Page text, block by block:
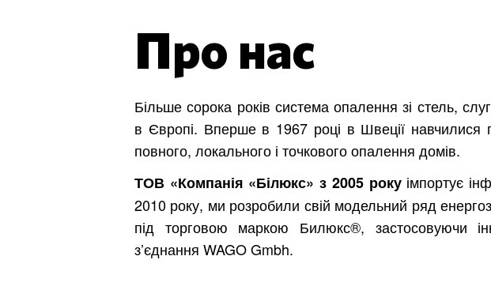
Про нас
Більше сорока років система опалення зі стель,
в Європі. Вперше в 1967 році в Швеції навчилися
повного, локального і точкового опалення домів.
ТОВ «Компанія «Білюкс» з 2005 рокуімпортує
2010 року, ми розробили свій модельний ряд
під торговою маркою Билюкс®, застосовуючи
з’єднання WAGO Gmbh.